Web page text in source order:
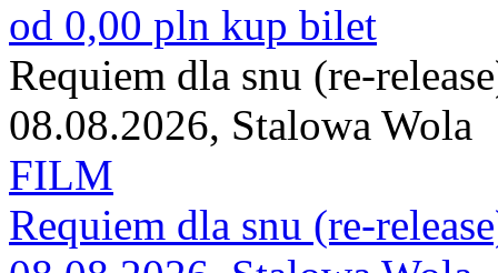
od 0,00 pln kup bilet
Requiem dla snu (re-
08.08.2026, Stalowa Wola
FILM
Requiem dla snu (re-